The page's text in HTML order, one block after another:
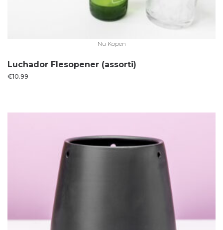
Nu Kopen
Luchador Flesopener (assorti)
€10.99